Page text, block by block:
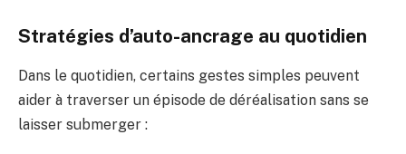
Stratégies d’auto-ancrage au quotidien
Dans le quotidien, certains gestes simples peuvent
aider à traverser un épisode de déréalisation sans se
laisser submerger :